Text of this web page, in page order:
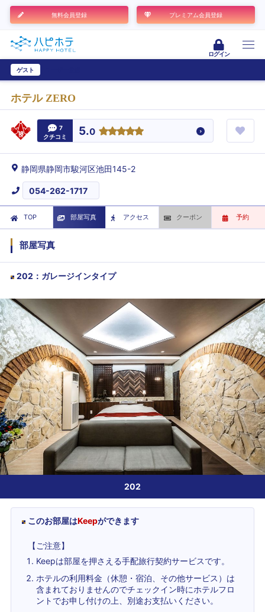
無料会員登録 プレミアム会員登録
ログイン
ゲスト
ホテル ZERO
7
クチコミ
5.0
静岡県静岡市駿河区池田145-2
054-262-1717
TOP 部屋写真 アクセス クーポン 予約
部屋写真
202 ： ガレージインタイプ
202
このお部屋はKeepができます
【ご注意】
Keepは部屋を押さえる手配旅行契約サービスです。
ホテルの利用料金（休憩・宿泊、その他サービス）は
含まれておりませんのでチェックイン時にホテルフロ
ントでお申し付けの上、別途お支払いください。